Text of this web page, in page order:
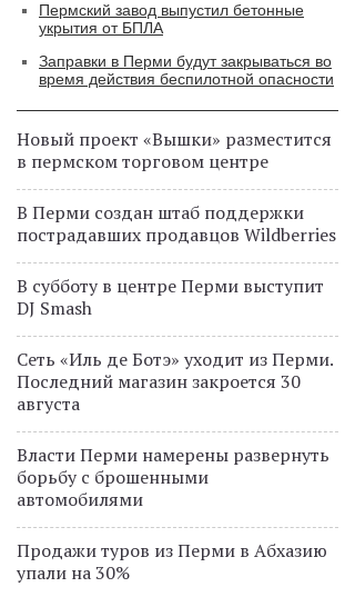
Пермский завод выпустил бетонные
укрытия от БПЛА
Заправки в Перми будут закрываться во
время действия беспилотной опасности
Новый проект «Вышки» разместится
в пермском торговом центре
В Перми создан штаб поддержки
пострадавших продавцов Wildberries
В субботу в центре Перми выступит
DJ Smash
Сеть «Иль де Ботэ» уходит из Перми.
Последний магазин закроется 30
августа
Власти Перми намерены развернуть
борьбу с брошенными
автомобилями
Продажи туров из Перми в Абхазию
упали на 30%